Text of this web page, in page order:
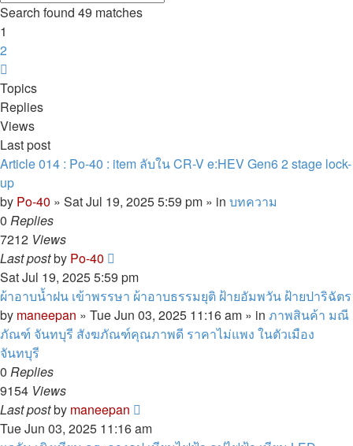
Search found 49 matches
1
2
Topics
Replies
Views
Last post
Article 014 : Po-40 : item ลับใน CR-V e:HEV Gen6 2 stage lock-
up
by Po-40 » Sat Jul 19, 2025 5:59 pm » in บทความ
0 Replies
7212 Views
Last postby Po-40
Sat Jul 19, 2025 5:59 pm
ผ้าอาบน้ำฝน เข้าพรรษา ผ้าอาบธรรมยุติ ฝ้ายอัมพวัน ฝ้ายปาริฉัตร
by maneepan » Tue Jun 03, 2025 11:16 am » in ภาพสินค้า มณี
ภัณฑ์ จันทบุรี สังฆภัณฑ์คุณภาพดี ราคาไม่แพง ในตัวเมือง
จันทบุรี
0 Replies
9154 Views
Last postby maneepan
Tue Jun 03, 2025 11:16 am